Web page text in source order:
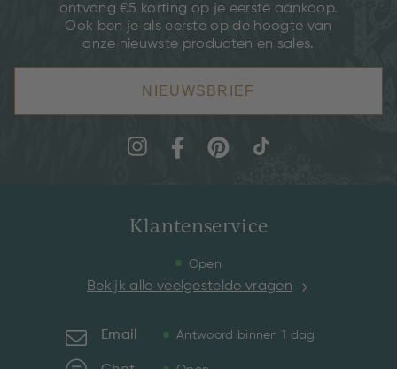
ontvang €5 korting op je eerste aankoop.
Ook ben je als eerste op de hoogte van
onze nieuwste producten en sales.
NIEUWSBRIEF
Klantenservice
Open
Bekijk alle veelgestelde vragen
Email Antwoord binnen 1 dag